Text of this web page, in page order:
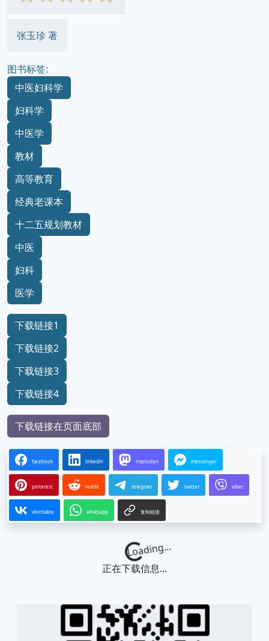
张玉珍 著
图书标签:
中医妇科学
妇科学
中医学
教材
高等教育
经典老课本
十二五规划教材
中医
妇科
医学
下载链接1
下载链接2
下载链接3
下载链接4
下载链接在页面底部
facebook linkedin mastodon messenger
pinterest reddit telegram twitter viber
vkontakte whatsapp 复制链接
Loading...
正在下载信息...